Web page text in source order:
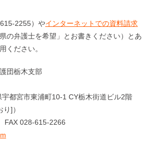
2255）やインターネットでの資料請求
県の弁護士を希望」とお書きください）とあ
ください。
団栃木支部
都宮市東浦町10-1 CY栃木街道ビル2階
]）
028-615-2266